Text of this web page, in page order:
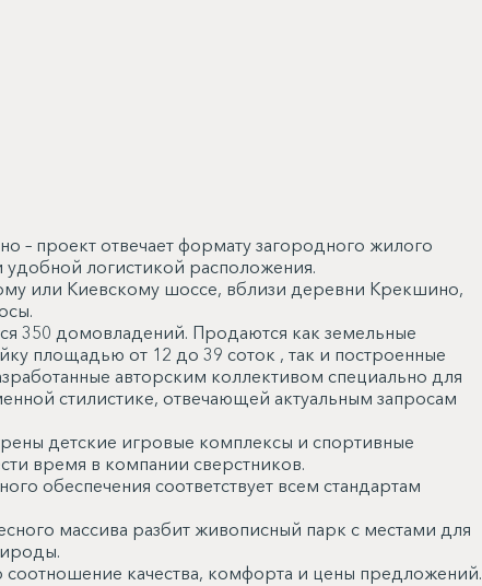
– проект отвечает формату загородного жилого
удобной логистикой расположения.
или Киевскому шоссе, вблизи деревни Крекшино,
350 домовладений. Продаются как земельные
площадью от 12 до 39 соток , так и построенные
авторским коллективом специально для
стилистике, отвечающей актуальным запросам
детские игровые комплексы и спортивные
время в компании сверстников.
обеспечения соответствует всем стандартам
массива разбит живописный парк с местами для
качества, комфорта и цены предложений.